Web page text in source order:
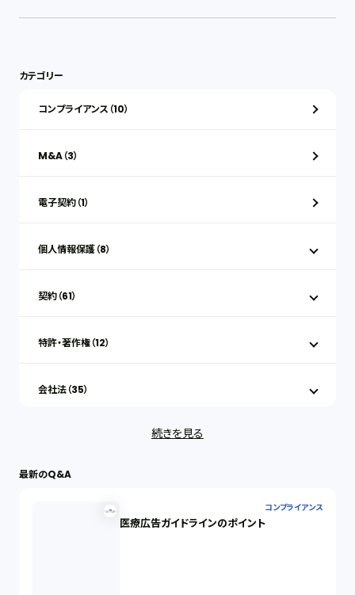
カテゴリー
コンプライアンス（10）
M&A（3）
電子契約（1）
個人情報保護（8）
契約（61）
特許・著作権（12）
会社法（35）
労働問題（33）
続きを見る
最新のQ&A
コンプライアンス
医療広告ガイドラインのポイント